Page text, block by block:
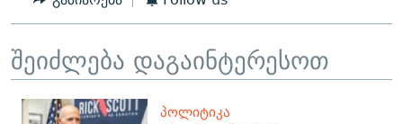
შეიძლება დაგაინტერესოთ
ᲞᲝᲚᲘᲢᲘᲙᲐ